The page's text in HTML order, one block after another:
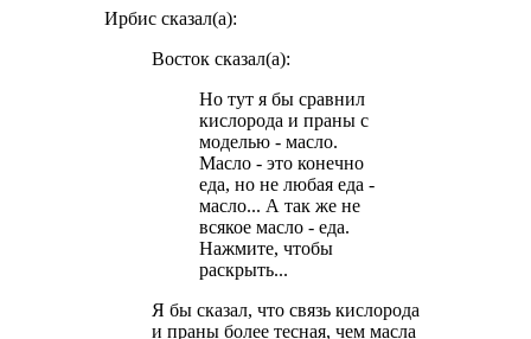
Ирбис сказал(а):
Восток сказал(а):
Но тут я бы сравнил
кислорода и праны с
моделью - масло.
Масло - это конечно
еда, но не любая еда -
масло... А так же не
всякое масло - еда.
Нажмите, чтобы
раскрыть...
Я бы сказал, что связь кислорода
и праны более тесная, чем масла